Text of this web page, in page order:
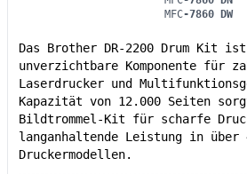
MFC-7860 DW
Das Brother DR-2200 Drum Kit
unverzichtbare Komponente für
Laserdrucker und
Kapazität von 12.000 Seiten
Bildtrommel-Kit für scharfe
langanhaltende Leistung in über
Druckermodellen.